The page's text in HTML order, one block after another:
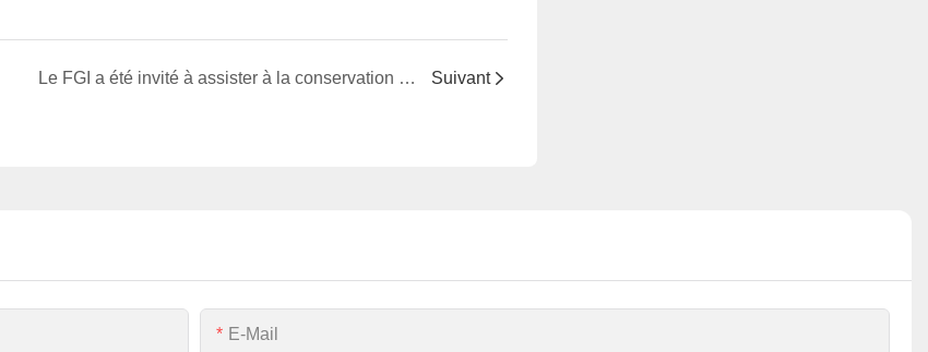
Le FGI a été invité à assister à la conservation de l'énergie de l'énergie thermique nationale et au forum de technologies d'innovation à faible teneur en carbone Suivant
E-Mail